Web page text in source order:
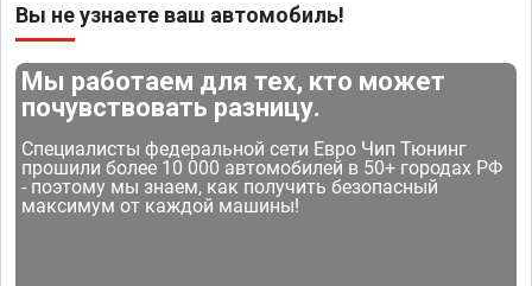
Вы не узнаете ваш автомобиль!
Мы работаем для тех, кто может
почувствовать разницу.
Специалисты федеральной сети Евро Чип Тюнинг
прошили более 10 000 автомобилей в 50+ городах РФ
- поэтому мы знаем, как получить безопасный
максимум от каждой машины!